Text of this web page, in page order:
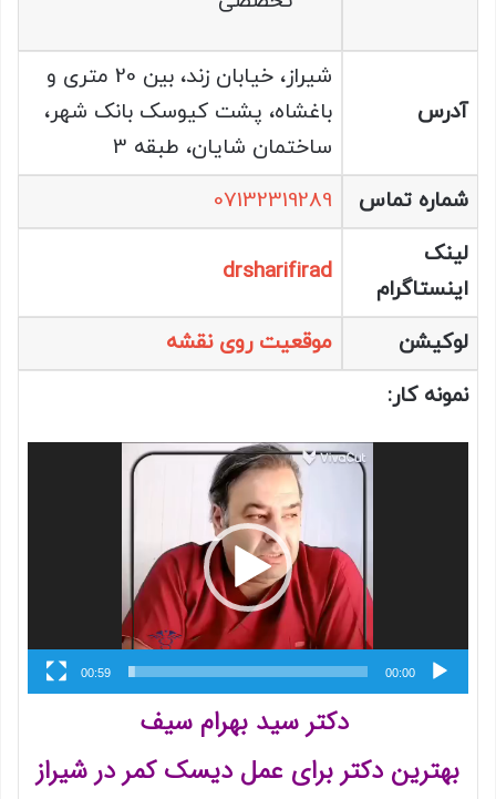
آدرس
شیراز، خیابان زند، بین 20 متری و
باغشاه، پشت کیوسک بانک شهر،
ساختمان شایان، طبقه 3
شماره تماس
07132319289
لینک
اینستاگرام
drsharifirad
لوکیشن
موقعیت روی نقشه
نمونه کار:
نمایشگر
ویدیو
00:00
00:59
دکتر سید بهرام سیف
بهترین دکتر برای عمل دیسک کمر در شیراز